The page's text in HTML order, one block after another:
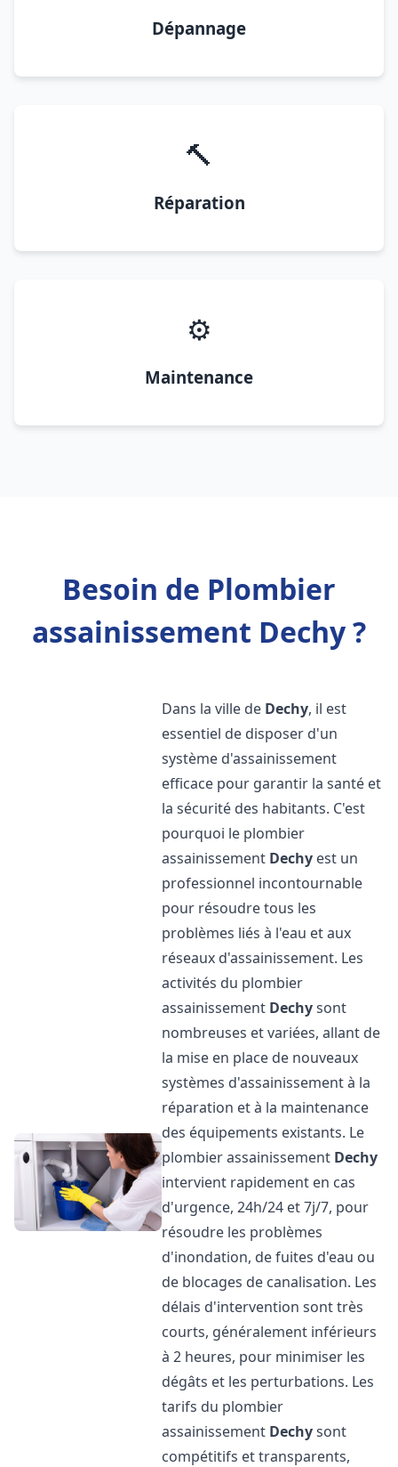
Dépannage
🔨
Réparation
⚙️
Maintenance
Besoin de Plombier
assainissement Dechy ?
Dans la ville de Dechy, il est
essentiel de disposer d'un
système d'assainissement
efficace pour garantir la santé et
la sécurité des habitants. C'est
pourquoi le plombier
assainissement Dechy est un
professionnel incontournable
pour résoudre tous les
problèmes liés à l'eau et aux
réseaux d'assainissement. Les
activités du plombier
assainissement Dechysont
nombreuses et variées, allant de
la mise en place de nouveaux
systèmes d'assainissement à la
réparation et à la maintenance
des équipements existants. Le
plombier assainissement Dechy
intervient rapidement en cas
d'urgence, 24h/24 et 7j/7, pour
résoudre les problèmes
d'inondation, de fuites d'eau ou
de blocages de canalisation. Les
délais d'intervention sont très
courts, généralement inférieurs
à 2 heures, pour minimiser les
dégâts et les perturbations. Les
tarifs du plombier
assainissement Dechysont
compétitifs et transparents,